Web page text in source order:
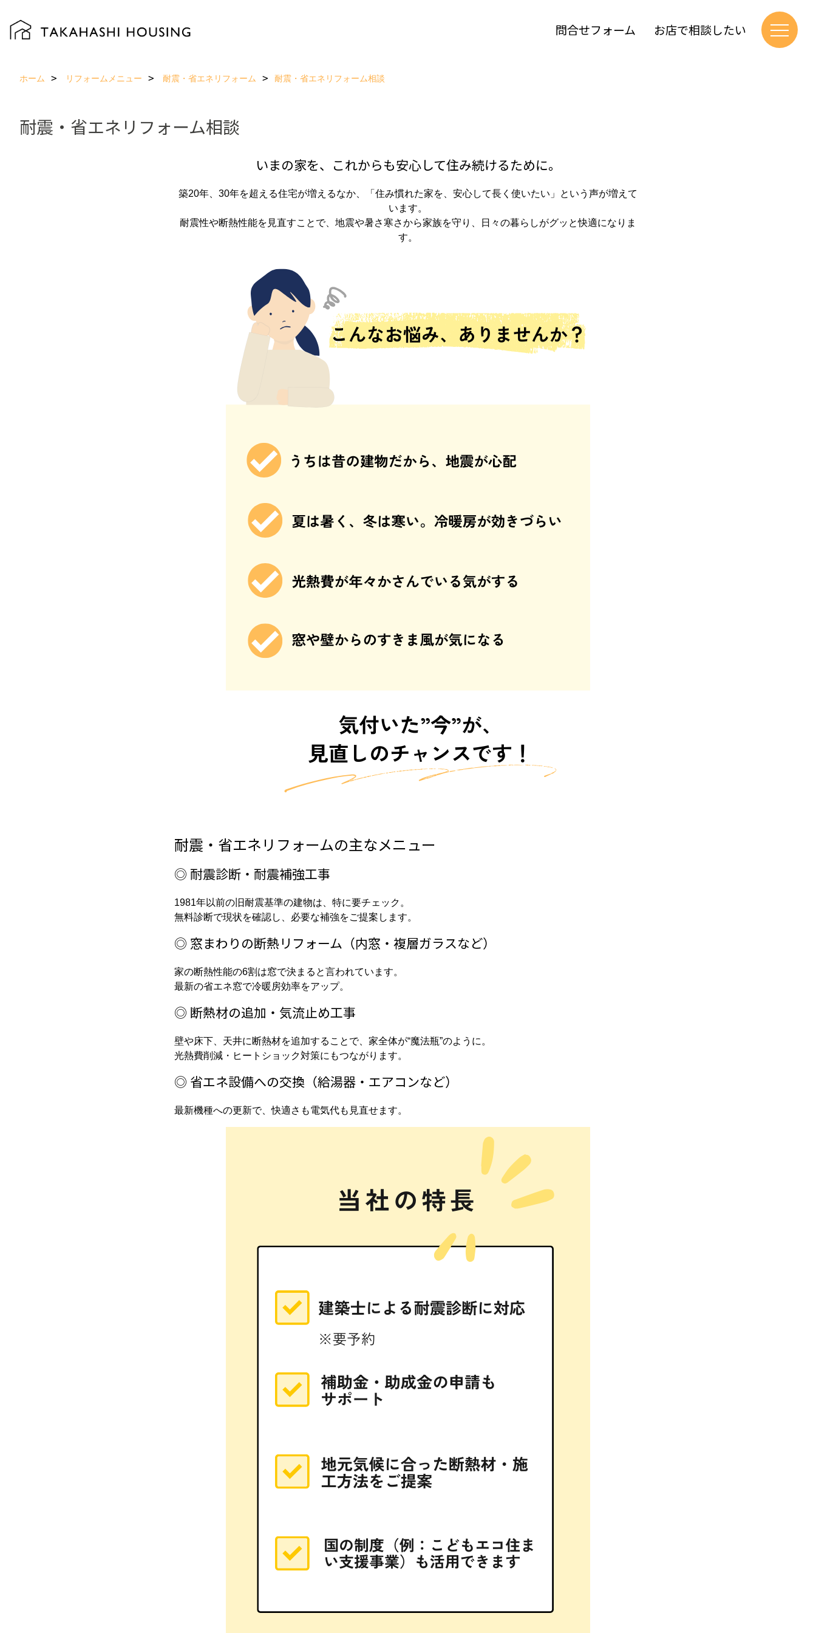
問合せフォーム お店で相談したい
ホーム リフォームメニュー 耐震・省エネリフォーム 耐震・省エネリフォーム相談
耐震・省エネリフォーム相談
いまの家を、これからも安心して住み続けるために。
築20年、30年を超える住宅が増えるなか、「住み慣れた家を、安心して長く使いたい」という声が増えて
います。
耐震性や断熱性能を見直すことで、地震や暑さ寒さから家族を守り、日々の暮らしがグッと快適になりま
す。
耐震・省エネリフォームの主なメニュー
◎ 耐震診断・耐震補強工事
1981年以前の旧耐震基準の建物は、特に要チェック。
無料診断で現状を確認し、必要な補強をご提案します。
◎ 窓まわりの断熱リフォーム（内窓・複層ガラスなど）
家の断熱性能の6割は窓で決まると言われています。
最新の省エネ窓で冷暖房効率をアップ。
◎ 断熱材の追加・気流止め工事
壁や床下、天井に断熱材を追加することで、家全体が“魔法瓶”のように。
光熱費削減・ヒートショック対策にもつながります。
◎ 省エネ設備への交換（給湯器・エアコンなど）
最新機種への更新で、快適さも電気代も見直せます。